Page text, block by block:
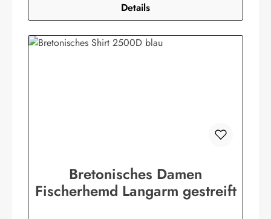
Details
Bretonisches Damen
Fischerhemd Langarm gestreift